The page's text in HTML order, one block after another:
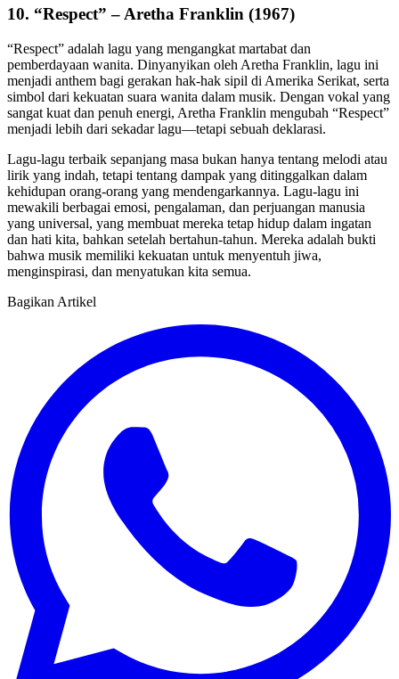
10. “Respect” – Aretha Franklin (1967)
“Respect” adalah lagu yang mengangkat martabat dan
pemberdayaan wanita. Dinyanyikan oleh Aretha Franklin, lagu ini
menjadi anthem bagi gerakan hak-hak sipil di Amerika Serikat, serta
simbol dari kekuatan suara wanita dalam musik. Dengan vokal yang
sangat kuat dan penuh energi, Aretha Franklin mengubah “Respect”
menjadi lebih dari sekadar lagu—tetapi sebuah deklarasi.
Lagu-lagu terbaik sepanjang masa bukan hanya tentang melodi atau
lirik yang indah, tetapi tentang dampak yang ditinggalkan dalam
kehidupan orang-orang yang mendengarkannya. Lagu-lagu ini
mewakili berbagai emosi, pengalaman, dan perjuangan manusia
yang universal, yang membuat mereka tetap hidup dalam ingatan
dan hati kita, bahkan setelah bertahun-tahun. Mereka adalah bukti
bahwa musik memiliki kekuatan untuk menyentuh jiwa,
menginspirasi, dan menyatukan kita semua.
Bagikan Artikel